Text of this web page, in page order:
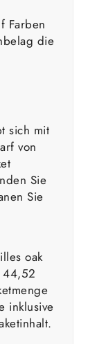
Farben
die
sich mit
von
Sie
Sie
oak
44,52
inklusive